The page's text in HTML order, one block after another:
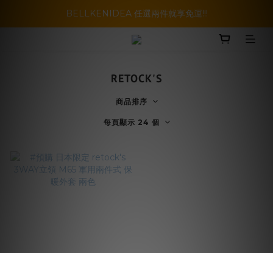
暑假活動登場!! SBG套裝超級優惠價，兩套以上再享免運哦!!
BELLKENIDEA 任選兩件就享免運!!!
暑假活動登場!! SBG套裝超級優惠價，兩套以上再享免運哦!!
RETOCK'S
商品排序
每頁顯示 24 個